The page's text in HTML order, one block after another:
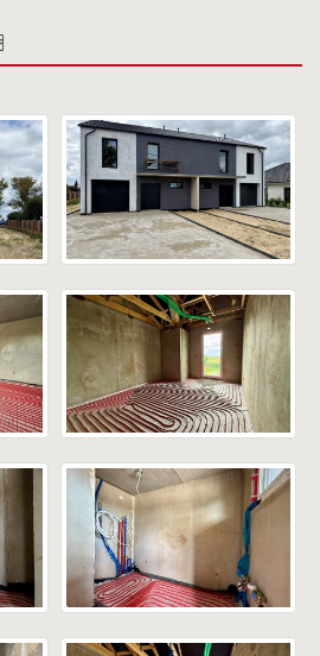
elektryczne (ciepły montaż)
(ciepły montaż)
sterowane zdalnie
mechaniczna z